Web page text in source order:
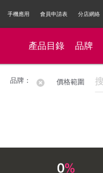
手機應用 會員申請表 分店網絡
產品目錄 品牌
品牌： 價格範圍